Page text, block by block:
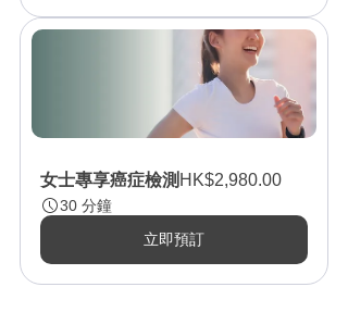
女士專享癌症檢測 HK$2,980.00
30 分鐘
立即預訂